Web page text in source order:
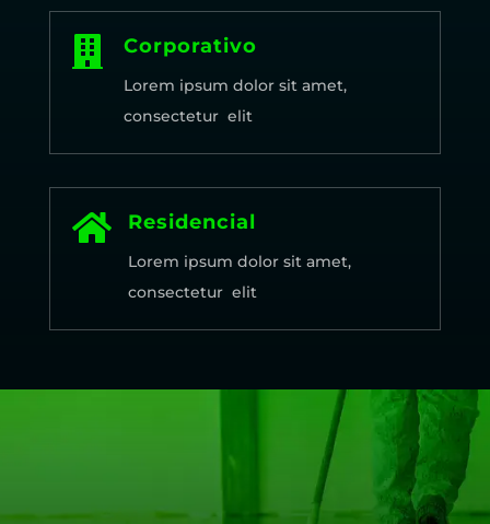
 Corporativo
Lorem ipsum dolor sit amet,
consectetur elit
 Residencial
Lorem ipsum dolor sit amet,
consectetur elit